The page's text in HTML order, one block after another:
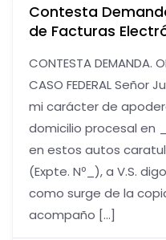
Contesta
de Facturas
CONTESTA DEMANDA.
CASO FEDERAL Señor
mi carácter de
domicilio procesal en
en estos autos
(Expte. Nº_), a V.S.
como surge de la
acompaño […]